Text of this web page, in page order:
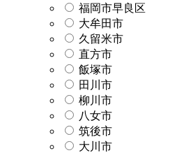
福岡市早良区
大牟田市
久留米市
直方市
飯塚市
田川市
柳川市
八女市
筑後市
大川市